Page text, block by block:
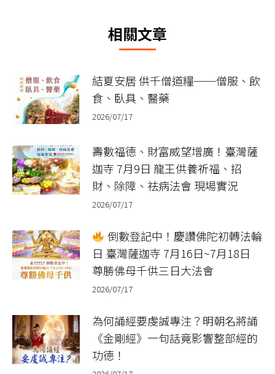
章：
相關文章
結夏安居 供千僧道糧──僧服、飲
食、臥具、醫藥
2026/07/17
壽數福德、財富威望增廣！臺灣薩
迦寺 7月9日 龍王供養祈福、招
財、除障、祛病法會 現場實況
2026/07/17
倒數登記中！慶讚佛陀初轉法輪
日 臺灣薩迦寺 7月16日~7月18日
尊勝佛母千供三日大法會
2026/07/17
為何誦經要虔誠專注？明朝名將誦
《金剛經》一句話竟影響整部經的
功德！